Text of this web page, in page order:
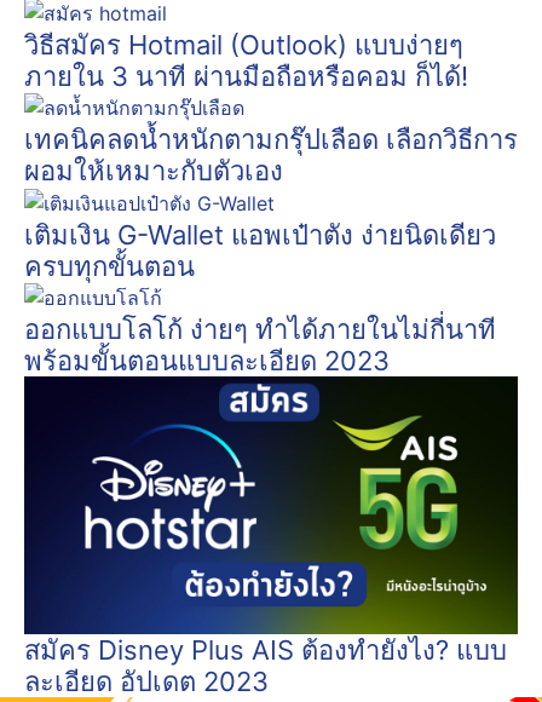
วิธีสมัคร Hotmail (Outlook) แบบง่ายๆ
ภายใน 3 นาที ผ่านมือถือหรือคอม ก็ได้!
เทคนิคลดน้ำหนักตามกรุ๊ปเลือด เลือกวิธีการ
ผอมให้เหมาะกับตัวเอง
เติมเงิน G-Wallet แอพเป๋าตัง ง่ายนิดเดียว
ครบทุกขั้นตอน
ออกแบบโลโก้ ง่ายๆ ทำได้ภายในไม่กี่นาที
พร้อมขั้นตอนแบบละเอียด 2023
สมัคร Disney Plus AIS ต้องทำยังไง? แบบ
ละเอียด อัปเดต 2023